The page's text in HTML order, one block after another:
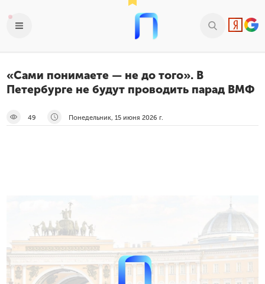
«Сами понимаете — не до того». В
Петербурге не будут проводить парад ВМФ
49 Понедельник, 15 июня 2026 г.